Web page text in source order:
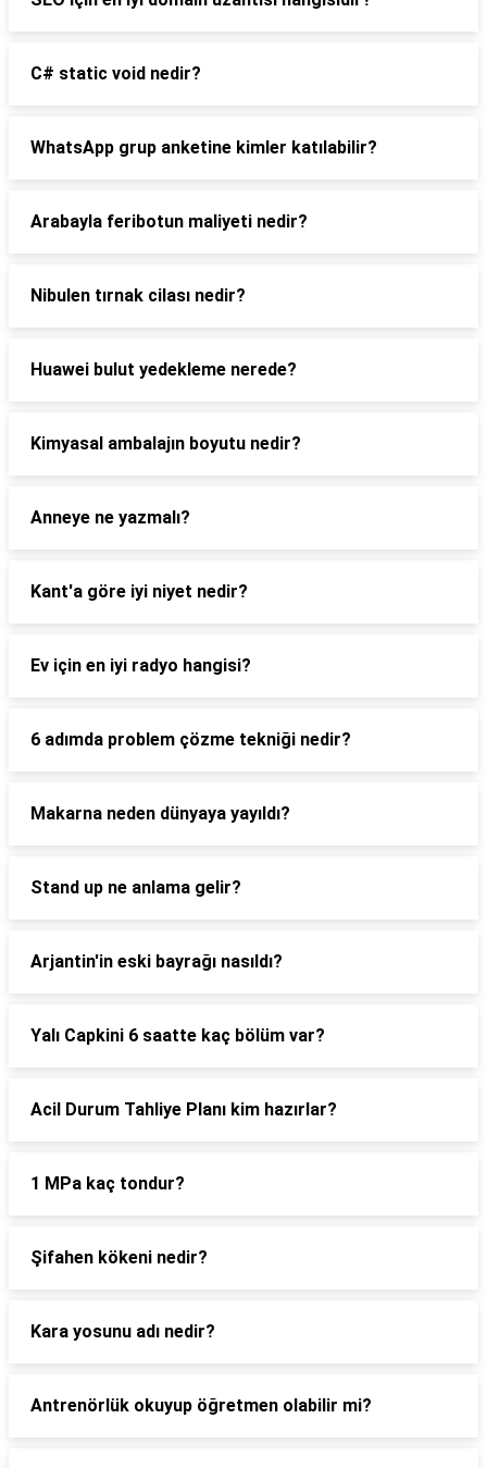
C# static void nedir?
WhatsApp grup anketine kimler katılabilir?
Arabayla feribotun maliyeti nedir?
Nibulen tırnak cilası nedir?
Huawei bulut yedekleme nerede?
Kimyasal ambalajın boyutu nedir?
Anneye ne yazmalı?
Kant'a göre iyi niyet nedir?
Ev için en iyi radyo hangisi?
6 adımda problem çözme tekniği nedir?
Makarna neden dünyaya yayıldı?
Stand up ne anlama gelir?
Arjantin'in eski bayrağı nasıldı?
Yalı Capkini 6 saatte kaç bölüm var?
Acil Durum Tahliye Planı kim hazırlar?
1 MPa kaç tondur?
Şifahen kökeni nedir?
Kara yosunu adı nedir?
Antrenörlük okuyup öğretmen olabilir mi?